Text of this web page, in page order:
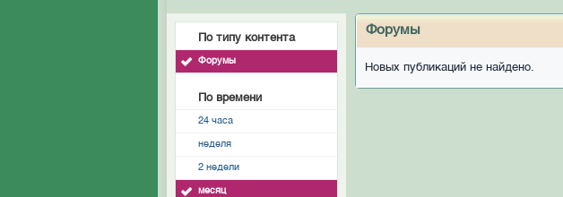
По типу контента
Форумы
По времени
24 часа
неделя
2 недели
месяц
Форумы
Новых публикаций не найдено.